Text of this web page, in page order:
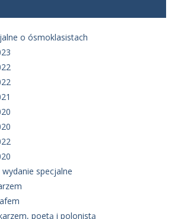
o ósmoklasistach
specjalne
poetą i polonistą